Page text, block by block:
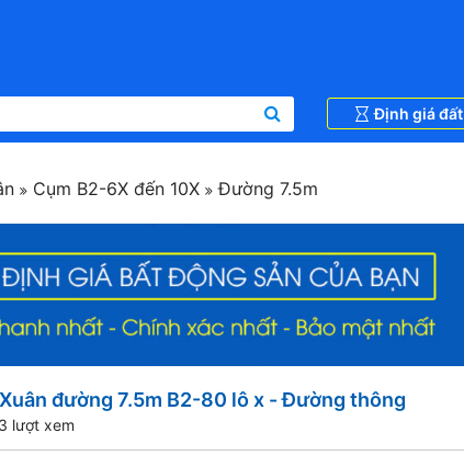
Định giá đất
Cụm B2-6X đến 10X Đường 7.5m
đường 7.5m B2-80 lô x - Đường thông
lượt xem